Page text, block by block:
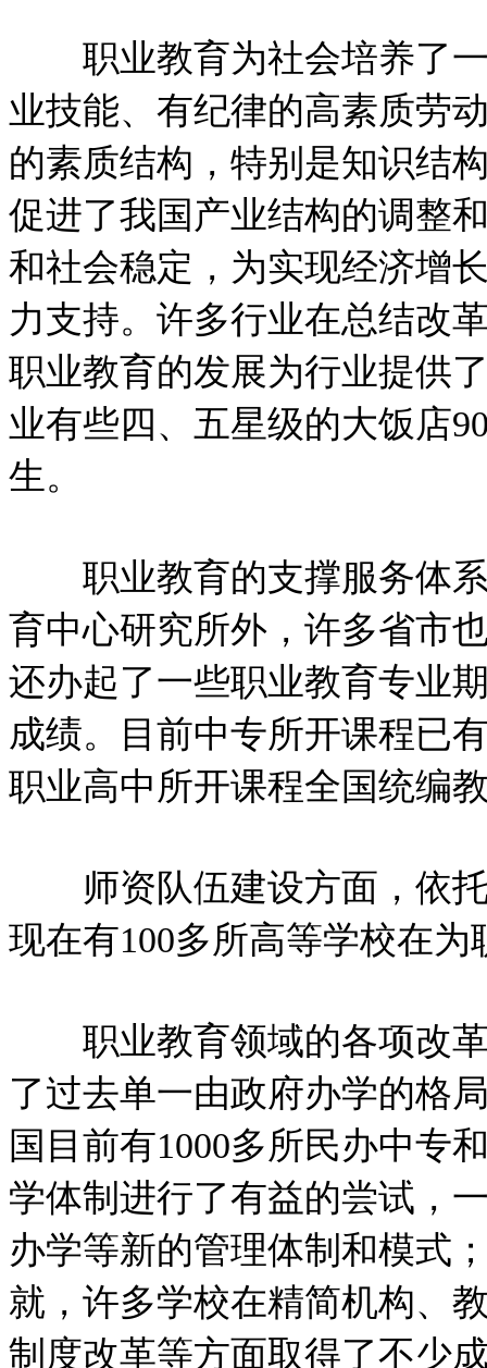
职业教育为社会培养了一
业技能、有纪律的高素质劳
的素质结构，特别是知识结
促进了我国产业结构的调整
和社会稳定，为实现经济增
力支持。许多行业在总结改
职业教育的发展为行业提供
业有些四、五星级的大饭店
生。
职业教育的支撑服务体系
育中心研究所外，许多省市
还办起了一些职业教育专业
成绩。目前中专所开课程已
职业高中所开课程全国统编
师资队伍建设方面，依托
现在有100多所高等学校在
职业教育领域的各项改革
了过去单一由政府办学的格
国目前有1000多所民办中专
学体制进行了有益的尝试，
办学等新的管理体制和模式
就，许多学校在精简机构、
制度改革等方面取得了不少